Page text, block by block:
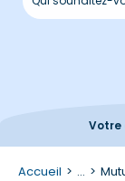
Votre
Accueil ...